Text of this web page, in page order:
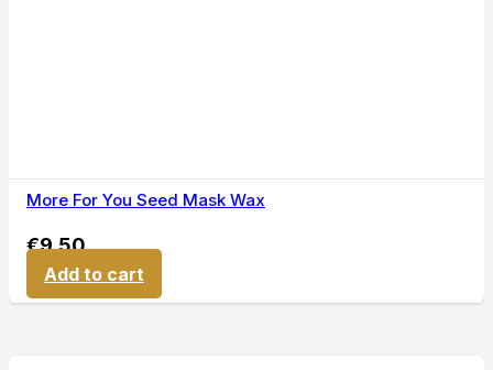
More For You Seed Mask Wax
€9,50
Add to cart